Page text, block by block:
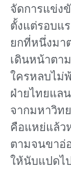
จัดการแข่ง
ตั้งแต่รอบแ
ยกที่หนึ่งมา
เดินหน้าตา
ใครหลบไม่
ฝ่ายไทยแล
จากมหาวิท
คือแหย่แล้ว
ตามจนขาอ่
ให้นับแปดไ